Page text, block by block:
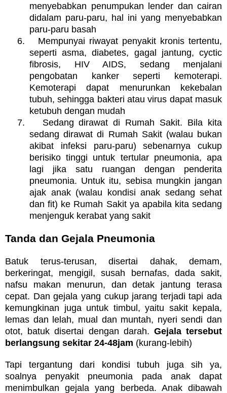
menyebabkan penumpukan lender dan cairan
didalam paru-paru, hal ini yang menyebabkan
paru-paru basah
6.
Mempunyai riwayat penyakit kronis tertentu,
seperti asma, diabetes, gagal jantung, cyctic
fibrosis, HIV AIDS, sedang menjalani
pengobatan kanker seperti kemoterapi.
Kemoterapi dapat menurunkan kekebalan
tubuh, sehingga bakteri atau virus dapat masuk
ketubuh dengan mudah
7.
Sedang dirawat di Rumah Sakit. Bila kita
sedang dirawat di Rumah Sakit (walau bukan
akibat infeksi paru-paru) sebenarnya cukup
berisiko tinggi untuk tertular pneumonia, apa
lagi jika satu ruangan dengan penderita
pneumonia. Untuk itu, sebisa mungkin jangan
ajak anak (walau kondisi anak sedang sehat
dan fit) ke Rumah Sakit ya apabila kita sedang
menjenguk kerabat yang sakit
Tanda dan Gejala Pneumonia
Batuk terus-terusan, disertai dahak, demam,
berkeringat, mengigil, susah bernafas, dada sakit,
nafsu makan menurun, dan detak jantung terasa
cepat. Dan gejala yang cukup jarang terjadi tapi ada
kemungkinan juga untuk timbul, yaitu sakit kepala,
lemas dan lelah, mual dan muntah, nyeri sendi dan
otot, batuk disertai dengan darah. Gejala tersebut
berlangsung sekitar 24-48jam (kurang-lebih)
Tapi tergantung dari kondisi tubuh juga sih ya,
soalnya penyakit pneumonia pada anak dapat
menimbulkan gejala yang berbeda. Anak dibawah